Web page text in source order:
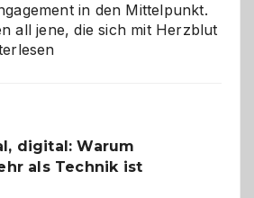
in den Mittelpunkt.
all jene, die sich mit Herzblut
digital: Warum
als Technik ist